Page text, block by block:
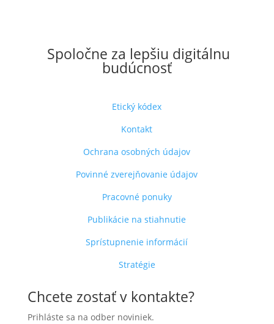
Spoločne za lepšiu digitálnu
budúcnosť
Etický kódex
Kontakt
Ochrana osobných údajov
Povinné zverejňovanie údajov
Pracovné ponuky
Publikácie na stiahnutie
Sprístupnenie informácií
Stratégie
Chcete zostať v kontakte?
Prihláste sa na odber noviniek.